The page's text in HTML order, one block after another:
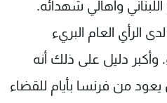
اللبناني وأهالي شهدائه.
الرأي العام البريء
وأكبر دليل على ذلك أنه
من فرنسا بأيام للقضاء